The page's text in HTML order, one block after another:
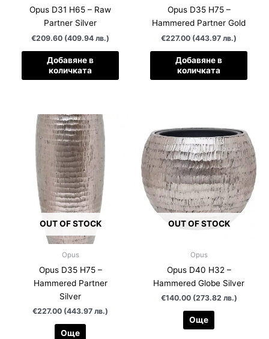
Opus D31 H65 – Raw
Partner Silver
€209.60 (409.94 лв.)
Добавяне в
количката
Opus D35 H75 –
Hammered Partner Gold
€227.00 (443.97 лв.)
Добавяне в
количката
OUT OF STOCK
Opus
Opus D35 H75 –
Hammered Partner
Silver
€227.00 (443.97 лв.)
Още
OUT OF STOCK
Opus
Opus D40 H32 –
Hammered Globe Silver
€140.00 (273.82 лв.)
Още